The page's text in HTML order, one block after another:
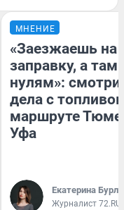
МНЕНИЕ
«Заезжаешь на
заправку, а там
нулям»:
дела с
маршруте
Уфа
Екатерина
Журналист 72.RU